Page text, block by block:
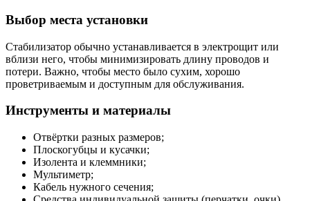
Выбор места установки
Стабилизатор обычно устанавливается в электрощит или
вблизи него, чтобы минимизировать длину проводов и
потери. Важно, чтобы место было сухим, хорошо
проветриваемым и доступным для обслуживания.
Инструменты и материалы
Отвёртки разных размеров;
Плоскогубцы и кусачки;
Изолента и клеммники;
Мультиметр;
Кабель нужного сечения;